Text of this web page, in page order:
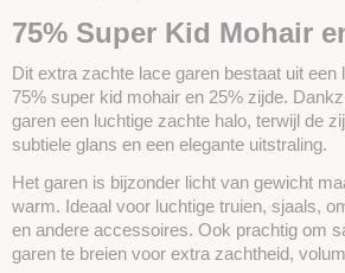
75% Super Kid Mohair
Dit extra zachte lace garen bestaat uit een
75% super kid mohair en 25% zijde.
garen een luchtige zachte halo, terwijl de
subtiele glans en een elegante uitstraling.
Het garen is bijzonder licht van gewicht
warm. Ideaal voor luchtige truien, sjaals,
en andere accessoires. Ook prachtig om
garen te breien voor extra zachtheid,